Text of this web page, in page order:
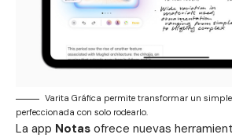
Varita Gráfica permite transformar un
perfeccionada con solo rodearlo.
La app Notas ofrece nuevas